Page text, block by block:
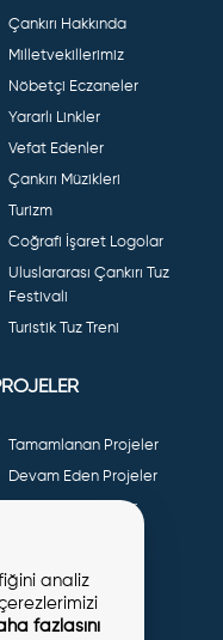
Çankırı Hakkında
Milletvekillerimiz
Nöbetçi Eczaneler
Yararlı Linkler
Vefat Edenler
Çankırı Müzikleri
Turizm
Coğrafi İşaret Logolar
Uluslararası Çankırı Tuz
Festivali
Turistik Tuz Treni
Tamamlanan Projeler
Devam Eden Projeler
Planlanan Projeler
Sosyal Projeler
analiz
fazlasını